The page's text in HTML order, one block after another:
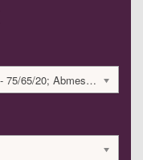
Typen: für Hochtemperatur Heizsystem - 75/65/20; Abmessungen: 600x210x32; 127 Watt:; 343.12 €